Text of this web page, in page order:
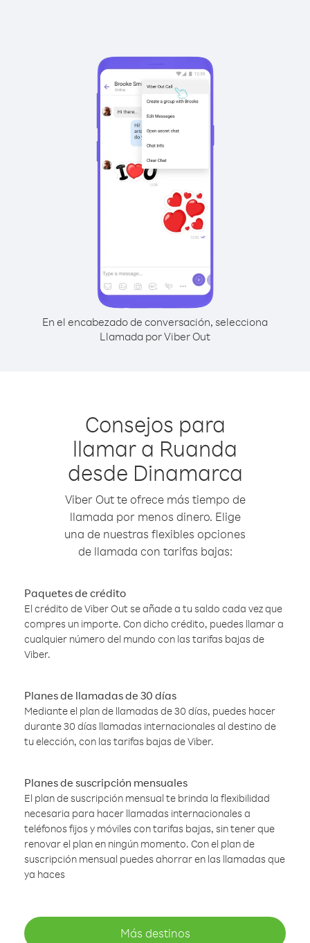
En el encabezado de conversación, selecciona
Llamada por Viber Out
Consejos para
llamar a Ruanda
desde Dinamarca
Viber Out te ofrece más tiempo de
llamada por menos dinero. Elige
una de nuestras flexibles opciones
de llamada con tarifas bajas:
Paquetes de crédito
El crédito de Viber Out se añade a tu saldo cada vez que
compres un importe. Con dicho crédito, puedes llamar a
cualquier número del mundo con las tarifas bajas de
Viber.
Planes de llamadas de 30 días
Mediante el plan de llamadas de 30 días, puedes hacer
durante 30 días llamadas internacionales al destino de
tu elección, con las tarifas bajas de Viber.
Planes de suscripción mensuales
El plan de suscripción mensual te brinda la flexibilidad
necesaria para hacer llamadas internacionales a
teléfonos fijos y móviles con tarifas bajas, sin tener que
renovar el plan en ningún momento. Con el plan de
suscripción mensual puedes ahorrar en las llamadas que
ya haces
Más destinos